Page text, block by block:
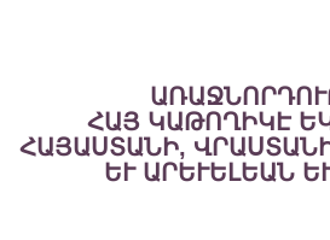
ՀԱՅ ԿԱԹՈՂԻԿԷ
ՀԱՅԱՍՏԱՆԻ,
ԵՒ ԱՐԵՒԵԼԵԱՆ